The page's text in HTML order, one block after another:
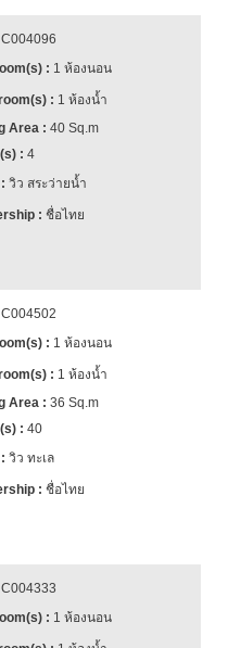
C004096
1 ห้องนอน
1 ห้องน้ำ
40 Sq.m
4
วิว สระว่ายน้ำ
ชื่อไทย
C004502
1 ห้องนอน
1 ห้องน้ำ
36 Sq.m
40
วิว ทะเล
ชื่อไทย
C004333
1 ห้องนอน